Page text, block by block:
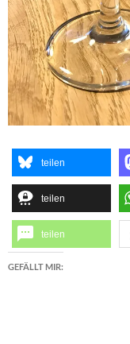
teilen
teilen
teilen
GEFÄLLT MIR: